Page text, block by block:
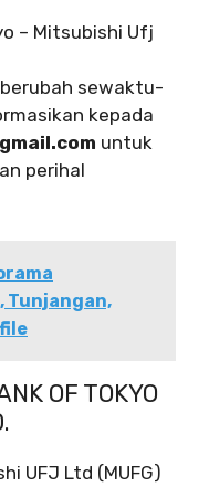
– Mitsubishi Ufj
sewaktu-
kepada
untuk
perihal
Tunjangan,
OF TOKYO
UFJ Ltd (MUFG)